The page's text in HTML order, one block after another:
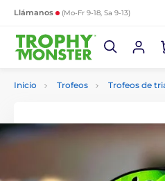
Llámanos (Mo-Fr 9-18, Sa 9-13)
Inicio Trofeos Trofeos de